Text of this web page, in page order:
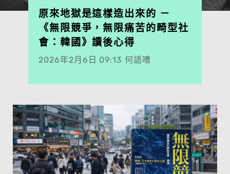
原來地獄是這樣造出來的 －
《無限競爭，無限痛苦的畸型社
會：韓國》讀後心得
2026年2月6日 09:13 何語嘈